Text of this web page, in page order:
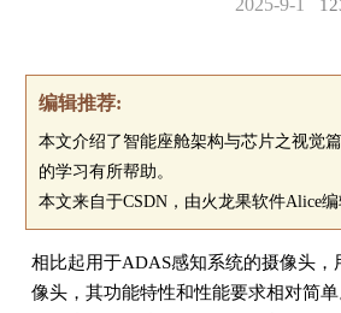
2025-9-1
编辑推荐:
本文介绍了智能座舱架构与芯片之视觉
的学习有所帮助。
本文来自于CSDN，由火龙果软件Alice编
相比起用于ADAS感知系统的摄像头，
像头，其功能特性和性能要求相对简